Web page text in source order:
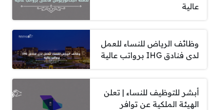
عالية
وظائف الرياض للنساء للعمل
لدى فنادق IHG برواتب عالية
أبشر للتوظيف للنساء | تعلن
الهيئة الملكية عن توافر